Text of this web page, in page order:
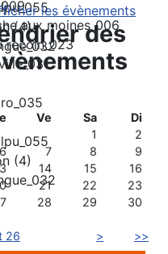
des
Ve Sa
Di
1
2
6 7 8
9
14 15
16
21 22
23
28 29
30
26 > >>